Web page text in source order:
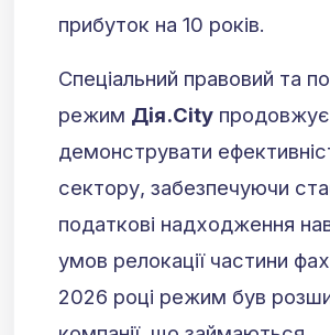
прибуток на 10 років.
Спеціальний правовий та
режим Дія.City продовжує
демонструвати
сектору, забезпечуючи
податкові надходження
умов релокації частини
2026 році режим був